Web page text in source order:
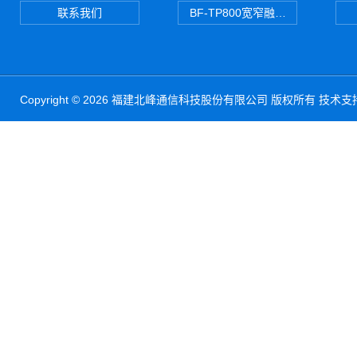
联系我们 BF-TP800宽窄融合对讲机
Copyright © 2026 福建北峰通信科技股份有限公司 版权所有 技术支